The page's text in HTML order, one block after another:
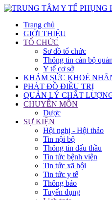
Trang chủ
GIỚI THIỆU
TỔ CHỨC
Sơ đồ tổ chức
Thông tin cán bộ
Y tế cơ sở
KHÁM SỨC KHOẺ
PHÁT ĐỒ ĐIỀU TRỊ
QUẢN LÝ CHẤT
CHUYÊN MÔN
Dược
SỰ KIỆN
Hội nghị - Hội thảo
Tin nội bộ
Thông tin đấu thầu
Tin tức bệnh viện
Tin tức xã hội
Tin tức y tế
Thông báo
Tuyển dụng